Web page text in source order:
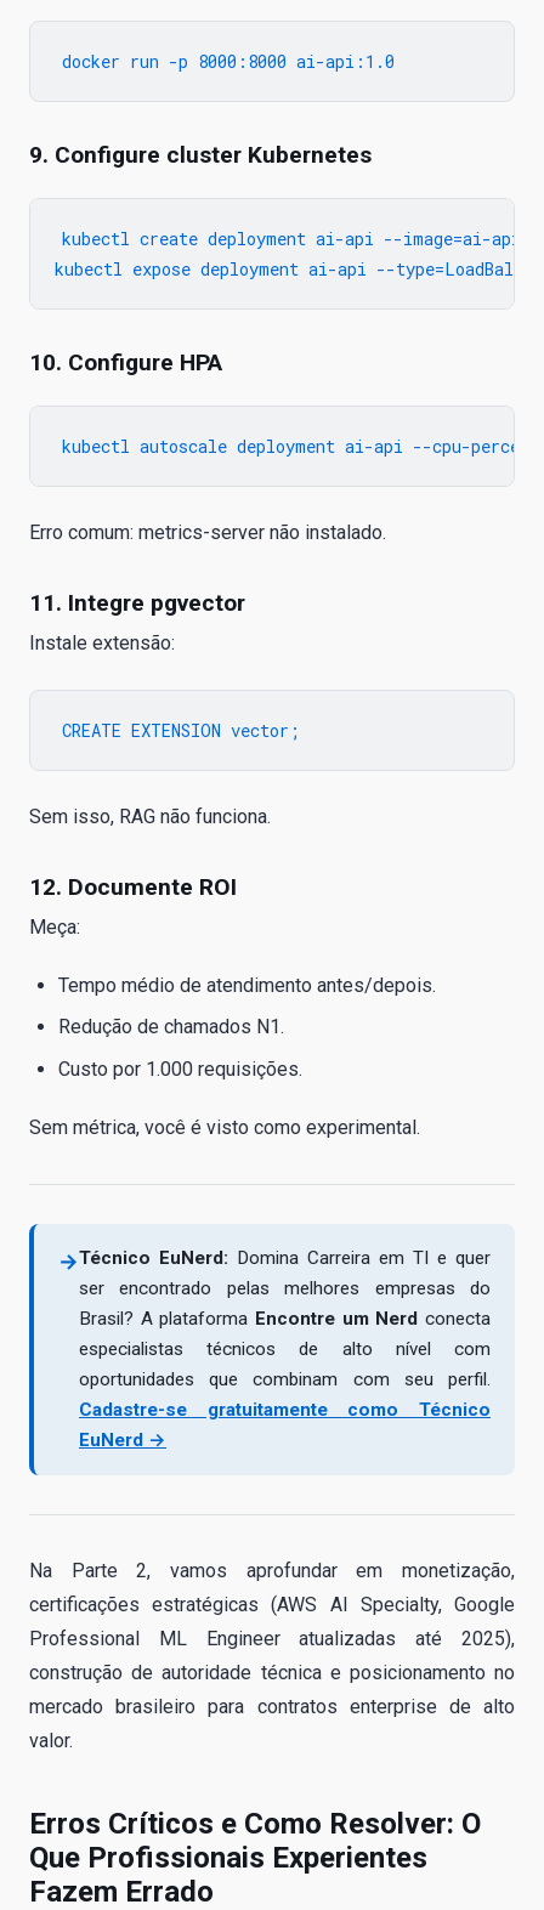
9. Configure cluster Kubernetes
kubectl create deployment ai-api --image=ai-
10. Configure HPA
Erro comum: metrics-server não instalado.
11. Integre pgvector
Instale extensão:
Sem isso, RAG não funciona.
12. Documente ROI
Meça:
Tempo médio de atendimento antes/depois.
Redução de chamados N1.
Custo por 1.000 requisições.
Sem métrica, você é visto como experimental.
→Técnico EuNerd: Domina Carreira em TI e quer
ser encontrado pelas melhores empresas do
Brasil? A plataforma Encontre um Nerd conecta
especialistas técnicos de alto nível com
oportunidades que combinam com seu perfil.
Cadastre-se gratuitamente como Técnico
EuNerd →
Na Parte 2, vamos aprofundar em monetização,
certificações estratégicas (AWS AI Specialty, Google
Professional ML Engineer atualizadas até 2025),
construção de autoridade técnica e posicionamento no
mercado brasileiro para contratos enterprise de alto
valor.
Erros Críticos e Como Resolver: O
Que Profissionais Experientes
Fazem Errado